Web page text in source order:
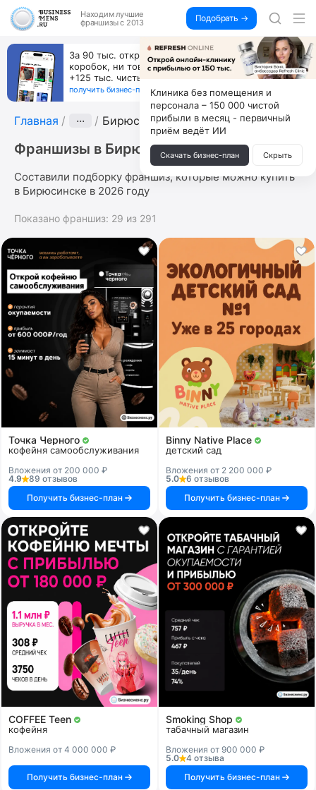
Находим лучшие
франшизы с 2013
Подобрать →
За 90 тыс. открой магазин на Авито, дома ни
коробок, ни товара, ни склада, зато каждый месяц
+125 тыс. чистыми
получить бизнес-план ↓
Главная ··· Бирюсинск
Франшизы в Бирюсинске
Составили подборку франшиз, которые можно купить
в Бирюсинске в 2026 году
Показано франшиз: 29 из 291
Точка Черного
кофейня самообслуживания
Вложения от 200 000 ₽
4.9
89 отзывов
Получить бизнес-план
Binny Native Place
детский сад
Вложения от 2 200 000 ₽
5.0
6 отзывов
Получить бизнес-план
COFFEE Teen
кофейня
Вложения от 4 000 000 ₽
Получить бизнес-план
Smoking Shop
табачный магазин
Вложения от 900 000 ₽
5.0
4 отзыва
Получить бизнес-план
Клиника без помещения и
персонала – 150 000 чистой
прибыли в месяц - первичный
приём ведёт ИИ
Скачать бизнес-план Скрыть